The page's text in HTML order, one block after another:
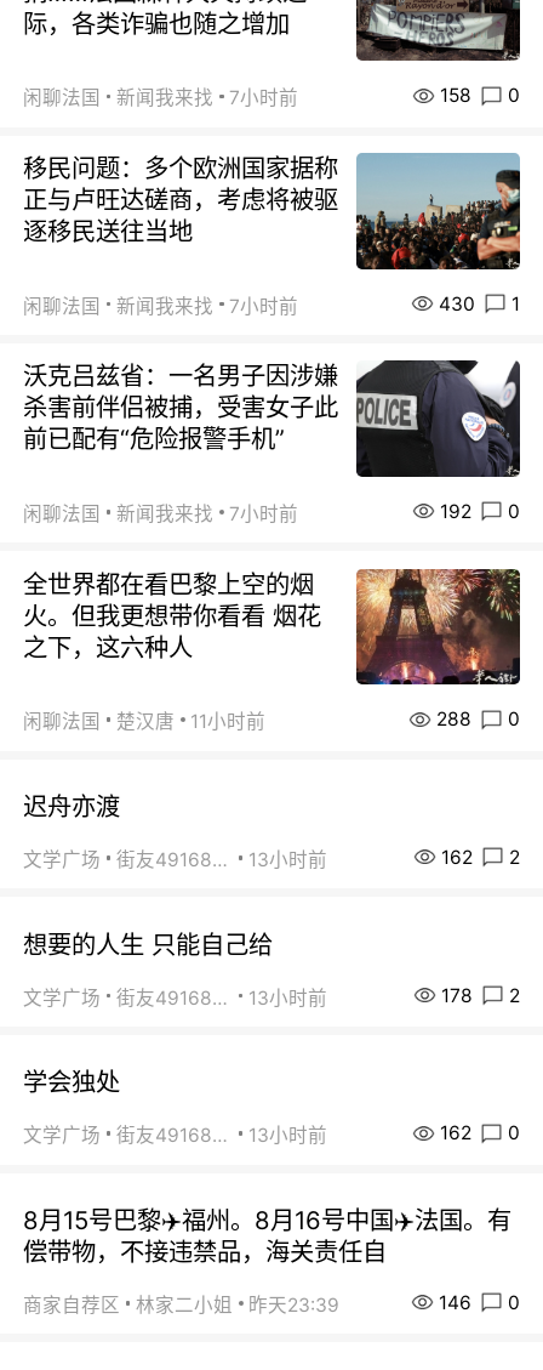
际，各类诈骗也随之增加
闲聊法国 新闻我来找 7小时前 158 0
移民问题：多个欧洲国家据称
正与卢旺达磋商，考虑将被驱
逐移民送往当地
闲聊法国 新闻我来找 7小时前 430 1
沃克吕兹省：一名男子因涉嫌
杀害前伴侣被捕，受害女子此
前已配有“危险报警手机”
闲聊法国 新闻我来找 7小时前 192 0
全世界都在看巴黎上空的烟
火。但我更想带你看看 烟花
之下，这六种人
闲聊法国 楚汉唐 11小时前 288 0
迟舟亦渡
文学广场 街友49168527 13小时前 162 2
想要的人生 只能自己给
文学广场 街友49168527 13小时前 178 2
学会独处
文学广场 街友49168527 13小时前 162 0
8月15号巴黎✈️福州。8月16号中国✈️法国。有
偿带物，不接违禁品，海关责任自
商家自荐区 林家二小姐 昨天23:39 146 0